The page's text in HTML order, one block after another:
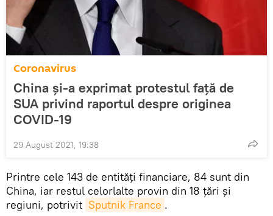
Coronavirus
China și-a exprimat protestul față de
SUA privind raportul despre originea
COVID-19
29 August 2021, 19:38
Printre cele 143 de entități financiare, 84 sunt din
China, iar restul celorlalte provin din 18 țări și
regiuni, potrivit Sputnik France .